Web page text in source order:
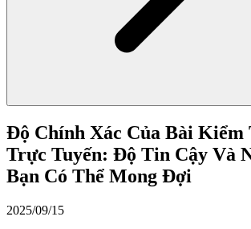
Độ Chính Xác Của Bài Kiểm
Trực Tuyến: Độ Tin Cậy Và
Bạn Có Thể Mong Đợi
2025/09/15